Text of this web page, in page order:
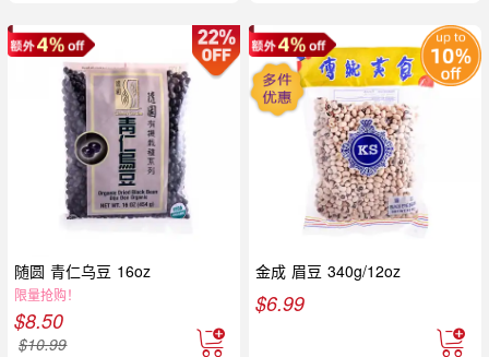
随圆 青仁乌豆 16oz
限量抢购！
$8.50
$10.99
金成 眉豆 340g/12oz
$6.99